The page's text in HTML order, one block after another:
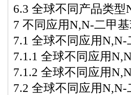
6.3 全球不同产品类
7 不同应用N,N-二甲
7.1 全球不同应用
7.1.1 全球不同应用
7.1.2 全球不同应用
7.2 全球不同应用